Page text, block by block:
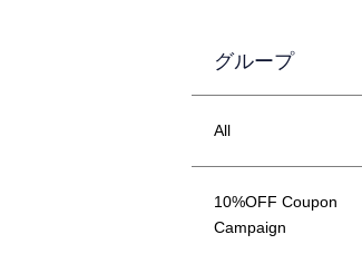
グループ
All
10%OFF Coupon
Campaign